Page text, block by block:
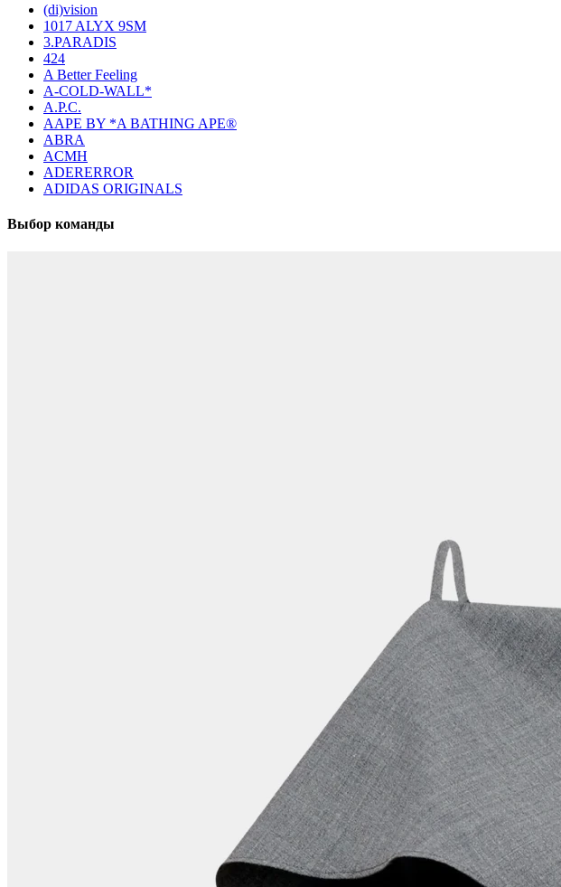
(di)vision
1017 ALYX 9SM
3.PARADIS
424
A Better Feeling
A-COLD-WALL*
A.P.C.
AAPE BY *A BATHING APE®
ABRA
ACMH
ADERERROR
ADIDAS ORIGINALS
Выбор команды